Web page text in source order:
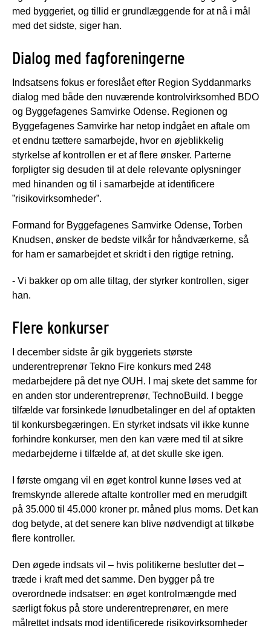
med byggeriet, og tillid er grundlæggende for at nå i mål
med det sidste, siger han.
Dialog med fagforeningerne
Indsatsens fokus er foreslået efter Region Syddanmarks
dialog med både den nuværende kontrolvirksomhed BDO
og Byggefagenes Samvirke Odense. Regionen og
Byggefagenes Samvirke har netop indgået en aftale om
et endnu tættere samarbejde, hvor en øjeblikkelig
styrkelse af kontrollen er et af flere ønsker. Parterne
forpligter sig desuden til at dele relevante oplysninger
med hinanden og til i samarbejde at identificere
”risikovirksomheder”.
Formand for Byggefagenes Samvirke Odense, Torben
Knudsen, ønsker de bedste vilkår for håndværkerne, så
for ham er samarbejdet et skridt i den rigtige retning.
- Vi bakker op om alle tiltag, der styrker kontrollen, siger
han.
Flere konkurser
I december sidste år gik byggeriets største
underentreprenør Tekno Fire konkurs med 248
medarbejdere på det nye OUH. I maj skete det samme for
en anden stor underentreprenør, TechnoBuild. I begge
tilfælde var forsinkede lønudbetalinger en del af optakten
til konkursbegæringen. En styrket indsats vil ikke kunne
forhindre konkurser, men den kan være med til at sikre
medarbejderne i tilfælde af, at det skulle ske igen.
I første omgang vil en øget kontrol kunne løses ved at
fremskynde allerede aftalte kontroller med en merudgift
på 35.000 til 45.000 kroner pr. måned plus moms. Det kan
dog betyde, at det senere kan blive nødvendigt at tilkøbe
flere kontroller.
Den øgede indsats vil – hvis politikerne beslutter det –
træde i kraft med det samme. Den bygger på tre
overordnede indsatser: en øget kontrolmængde med
særligt fokus på store underentreprenører, en mere
målrettet indsats mod identificerede risikovirksomheder